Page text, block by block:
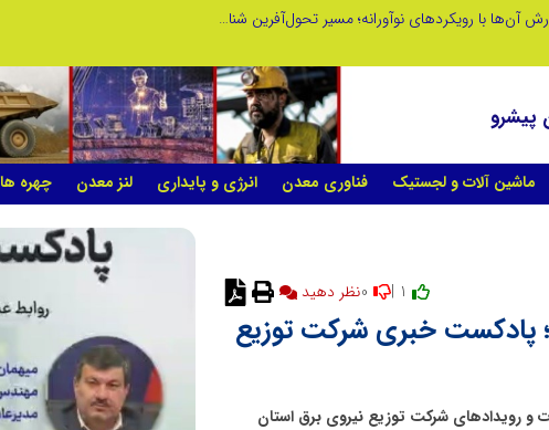
از کشف استعدادهای ناب تا پرورش آن‌ها با رویکردهای نوآورانه؛ مسیر تحول‌آفرین شنای ایران در سطح جهانی
پیشرو
ماشین آلات و لجستیک فناوری معدن انرژی و پایداری لنز معدن چهره ها
نظر دهید
خبری شرکت توزیع
و رویدادهای شرکت توزیع نیروی برق استان